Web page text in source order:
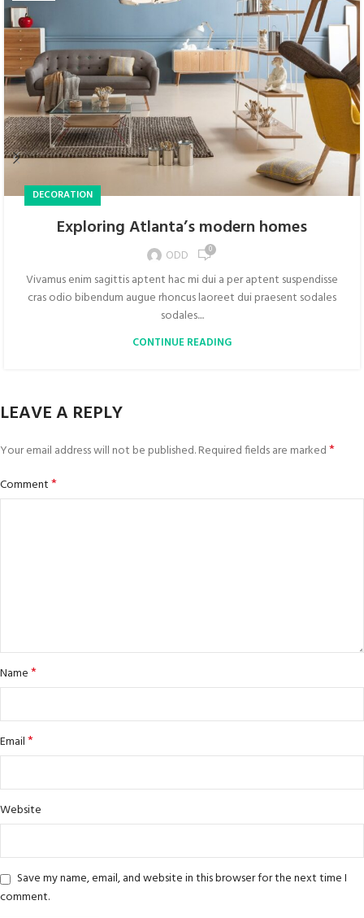
DECORATION
Exploring Atlanta’s modern homes
ODD 0
Vivamus enim sagittis aptent hac mi dui a per aptent suspendisse
cras odio bibendum augue rhoncus laoreet dui praesent sodales
sodales....
CONTINUE READING
LEAVE A REPLY
Your email address will not be published.Required fields are marked*
Comment*
Name*
Email*
Website
Save my name, email, and website in this browser for the next time I
comment.